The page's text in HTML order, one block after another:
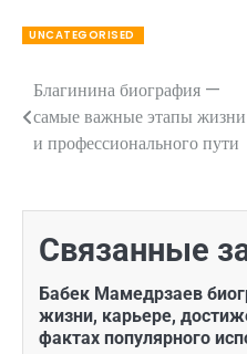
UNCATEGORISED
Навигация
по
Благинина биография —
самые важные этапы жизни
и профессионального пути
Связанные
Бабек Мамедрзаев
жизни, карьере,
фактах популярного